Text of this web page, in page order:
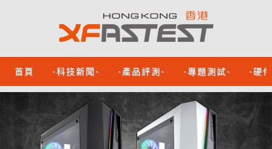
首頁 -科技新聞- -產品評測- -專題測試- -硬